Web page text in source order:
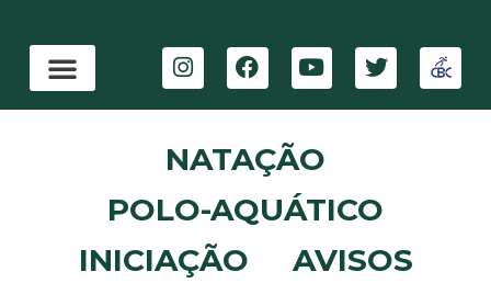
NATAÇÃO
POLO-AQUÁTICO
INICIAÇÃO
AVISOS